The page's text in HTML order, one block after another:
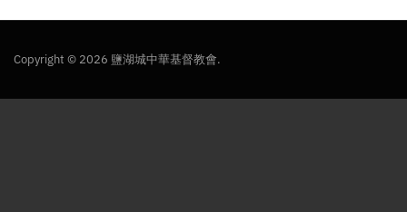
Copyright © 2026 鹽湖城中華基督教會.